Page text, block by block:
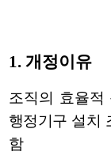
1. 개정이유
조직의 효율적
행정기구 설치
함